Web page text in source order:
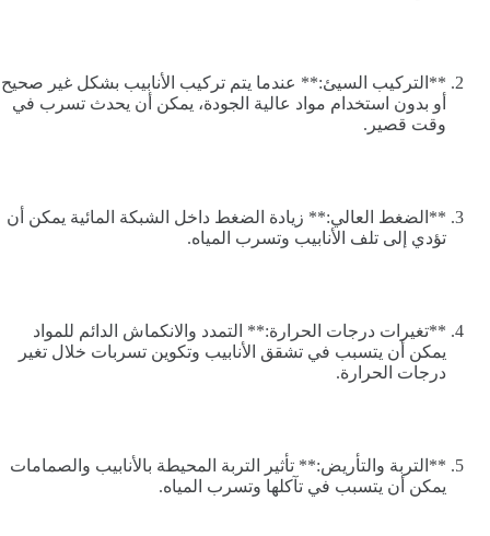
**التركيب السيئ:** عندما يتم تركيب الأنابيب بشكل غير صحيح
أو بدون استخدام مواد عالية الجودة، يمكن أن يحدث تسرب في
وقت قصير.
**الضغط العالي:** زيادة الضغط داخل الشبكة المائية يمكن أن
تؤدي إلى تلف الأنابيب وتسرب المياه.
**تغيرات درجات الحرارة:** التمدد والانكماش الدائم للمواد
يمكن أن يتسبب في تشقق الأنابيب وتكوين تسربات خلال تغير
درجات الحرارة.
**التربة والتأريض:** تأثير التربة المحيطة بالأنابيب والصمامات
يمكن أن يتسبب في تآكلها وتسرب المياه.